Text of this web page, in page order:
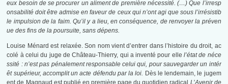
eux besoin de se procurer un aliment de première nécessité. (…) Que l’irresp
onsabilité doit être admise en faveur de ceux qui n’ont agi que sous l’irrésistib
le impulsion de la faim. Qu’il y a lieu, en conséquence, de renvoyer la préven
ue des fins de la poursuite, sans dépens.
Louise Ménard est relaxée. Son nom vient d’entrer dans l’histoire du droit, ac
colé à celui du juge de Château-Thierry, qui a inventé pour ellel’état de néce
ssité : n’est pas pénalement responsable celui qui, pour sauvegarder un intér
êt supérieur, accomplit un acte défendu par la loi. Dès le lendemain, le jugem
ent de Magnaud est publié en première page du quotidien radical L’Avenir de